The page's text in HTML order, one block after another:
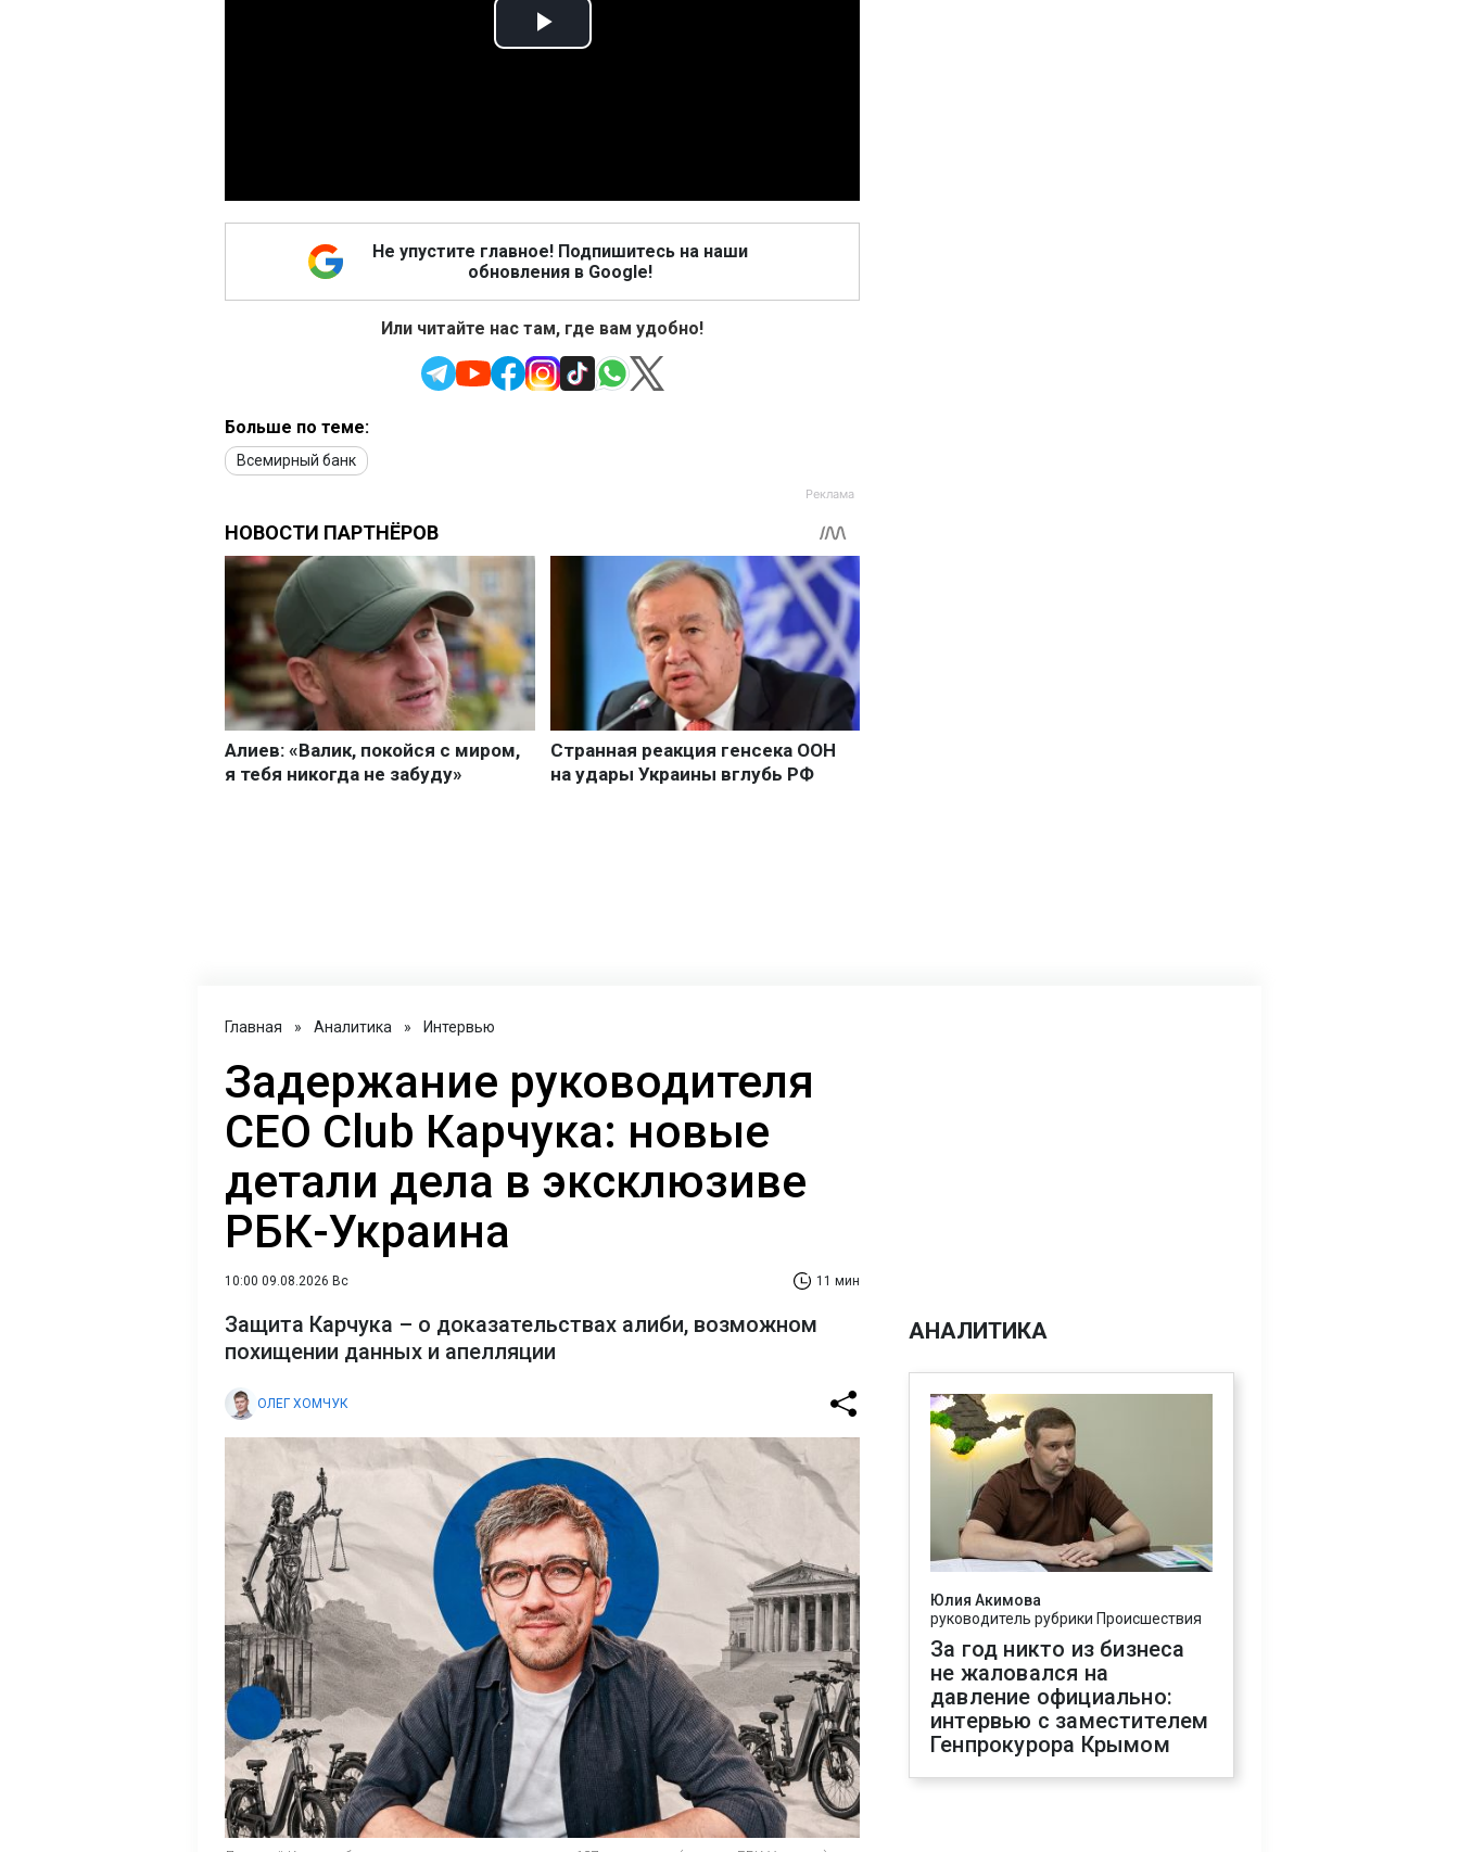
Play
Не упустите главное! Подпишитесь на наши
обновления в Google!
Или читайте нас там, где вам удобно!
Больше по теме:
Всемирный банк
Главная » Аналитика » Интервью
Задержание руководителя
CEO Club Карчука: новые
детали дела в эксклюзиве
РБК-Украина
10:00 09.08.2026 Вс 11 мин
Защита Карчука – о доказательствах алиби, возможном
похищении данных и апелляции
ОЛЕГ ХОМЧУК
АНАЛИТИКА
Юлия Акимова
руководитель рубрики Происшествия
За год никто из бизнеса
не жаловался на
давление официально:
интервью с заместителем
Генпрокурора Крымом